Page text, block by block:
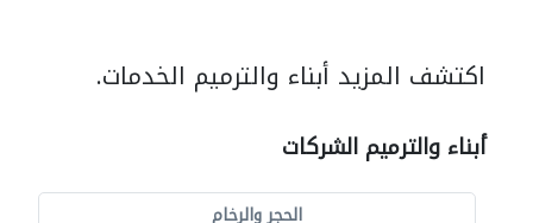
اكتشف المزيد أبناء والترميم الخدمات.
أبناء والترميم الشركات
الحجر والرخام